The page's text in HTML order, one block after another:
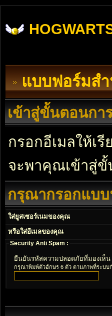
แบบฟอร์มส
เข้าสู่ขั้นตอนกา
กรอกอีเมลให้เ
จะพาคุณเข้าสู่
กรุณากรอกแบ
ใส่ยูสเซอร์เนมของคุณ
หรือใส่อีเมลของคุณ
Security Anti Spam :
ยืนยันรหัสความปลอดภัยที่มองเห็น
กรุณาพิมพ์ตัวอักษร 6 ตัว ตามภาพที่ระบบ